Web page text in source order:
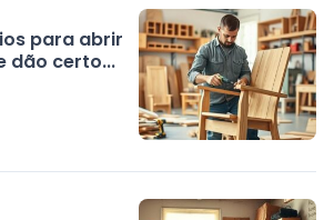
para abrir
dão certo...